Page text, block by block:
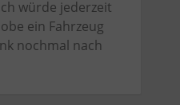
würde jederzeit
ein Fahrzeug
nochmal nach